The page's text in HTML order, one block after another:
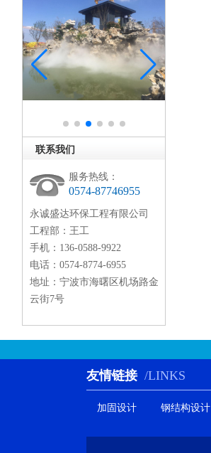
联系我们
服务热线：
0574-87746955
永诚盛达环保工程有限公司
工程部：王工
手机：136-0588-9922
电话：0574-8774-6955
地址：宁波市海曙区机场路金
云街7号
友情链接 /LINKS
加固设计 钢结构设计